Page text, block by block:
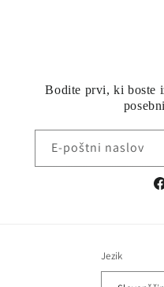
Bodite prvi, ki boste
E-poštni naslov
Jezik